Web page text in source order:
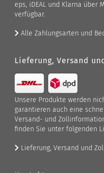
eps, iDEAL und Klarna über
verfügbar.
Alle Zahlungsarten und
Lieferung, Versand
Unsere Produkte werden
garantieren auch eine
Versand- und
finden Sie unter folgenden
Lieferung, Versand und